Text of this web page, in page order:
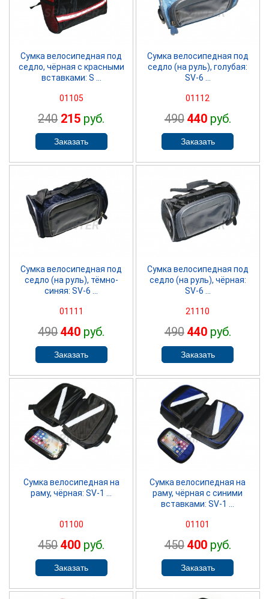
SPRINTER
Сумка велосипедная под
седло, чёрная с красными
вставками: S ...
01105
240 215 руб.
SPRINTER
Сумка велосипедная под
седло (на руль), голубая:
SV-6 ...
01112
490 440руб.
SPRINTER
Сумка велосипедная под
седло (на руль), тёмно-
синяя: SV-6 ...
01111
490 440 руб.
SPRINTER
Сумка велосипедная под
седло (на руль), чёрная:
SV-6 ...
21110
490 440руб.
SPRINTER
Сумка велосипедная на
раму, чёрная: SV-1 ...
01100
450 400 руб.
SPRINTER
Сумка велосипедная на
раму, чёрная с синими
вставками: SV-1 ...
01101
450 400руб.